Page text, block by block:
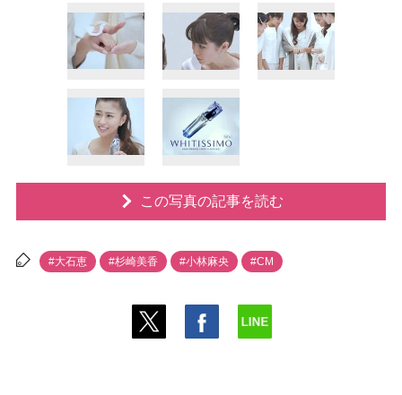
この写真の記事を読む
#大石恵 #杉崎美香 #小林麻央 #CM